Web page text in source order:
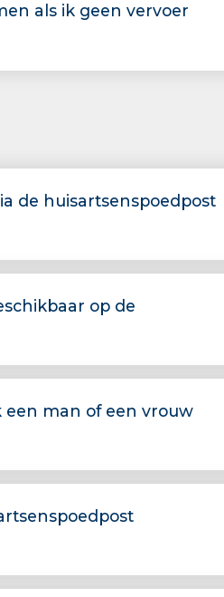
als ik geen vervoer
de huisartsenspoedpost
op de
een man of een vrouw